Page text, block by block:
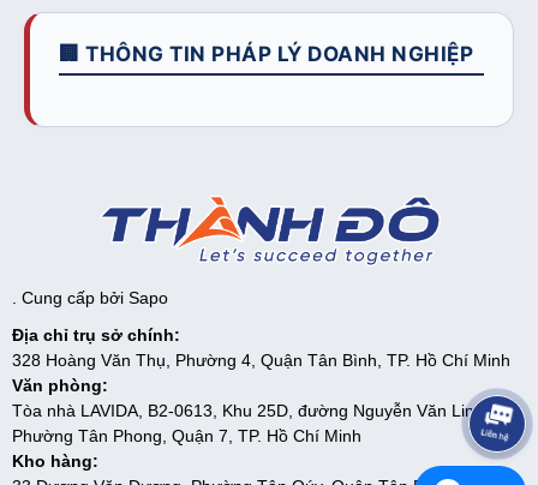
🏢 THÔNG TIN PHÁP LÝ DOANH NGHIỆP
. Cung cấp bởi Sapo
Địa chỉ trụ sở chính:
328 Hoàng Văn Thụ, Phường 4, Quận Tân Bình, TP. Hồ Chí Minh
Văn phòng:
Tòa nhà LAVIDA, B2-0613, Khu 25D, đường Nguyễn Văn Linh,
Phường Tân Phong, Quận 7, TP. Hồ Chí Minh
Kho hàng: